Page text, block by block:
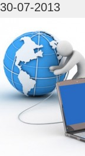
30-07-2013